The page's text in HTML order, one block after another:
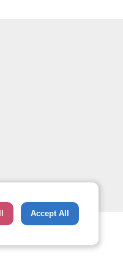
Accept All